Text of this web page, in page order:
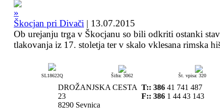
Škocjan pri Divači | 13.07.2015
Ob urejanju trga v Škocjanu so bili odkriti ostanki
tlakovanja iz 17. stoletja ter v skalo vklesana rimska
SL18622Q Šifra: 3062 Št. vpisa: 320
DROŽANJSKA CESTA
23
8290 Sevnica
T:: 386 41 741 487
F:: 386 1 44 43 143